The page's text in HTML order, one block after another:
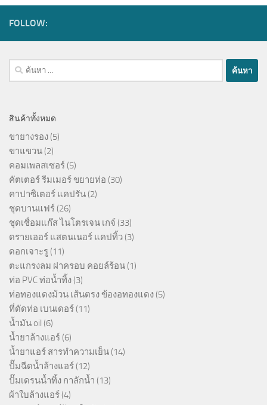
FOLLOW:
ค้นหา
สำหรับ:
สินค้าทั้งหมด
ขายางรอง (5)
ขาแขวน (2)
คอมเพลสเซอร์ (5)
คัตเตอร์ รีมเมอร์ ขยายท่อ (30)
คาปาซิเตอร์ แคปรัน (2)
ชุดบานแฟร์ (26)
ชุดเชื่อมแก๊ส ไนโตรเจน เกจ์ (33)
ดรายเออร์ แสตนเนอร์ แคปทิ้ว (3)
ดอกเจาะรู (11)
ตะแกรงลม ฝาครอบ คอยล์ร้อน (1)
ท่อ PVC ท่อน้ำทิ้ง (3)
ท่อทองแดงม้วน เส้นตรง ข้องอทองแดง (5)
ที่ดัดท่อ เบนเดอร์ (11)
น้ำมัน oil (6)
น้ำยาล้างแอร์ (6)
น้ำยาแอร์ สารทำความเย็น (14)
ปั๊มฉีดน้ำล้างแอร์ (12)
ปั๊มเดรนน้ำทิ้ง กาลักน้ำ (13)
ผ้าใบล้างแอร์ (4)